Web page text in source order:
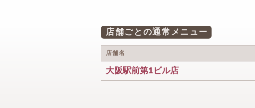
店舗ごとの通常メニュー
店舗名
大阪駅前第1ビル店